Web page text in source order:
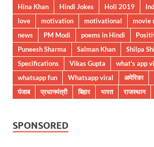
Hina Khan
Hindi Jokes Holi 2019
love
motivation motivational movie
news
PM Modi poems in Hindi
Puneesh Sharma
Salman Khan
Shilpa
Specifications
Vikas Gupta what's app
whatsapp fun
Whatsapp viral अमेरिका
पंजाब
प्रधानमंत्री बिहार भारत राजस्थान
SPONSORED